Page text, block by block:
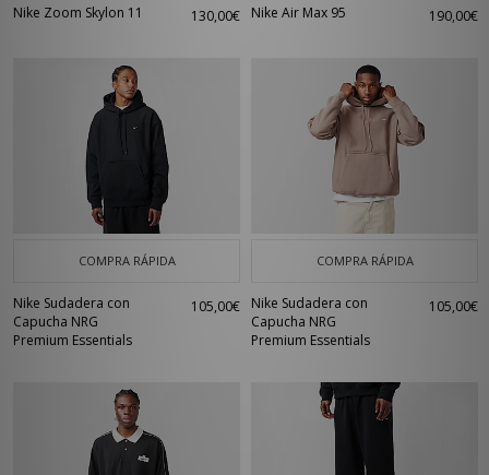
Nike Zoom Skylon 11 130,00€ Nike Air Max 95 190,00€
COMPRA RÁPIDA
Nike Sudadera con
Capucha NRG
Premium Essentials
105,00€
COMPRA RÁPIDA
Nike Sudadera con
Capucha NRG
Premium Essentials
105,00€